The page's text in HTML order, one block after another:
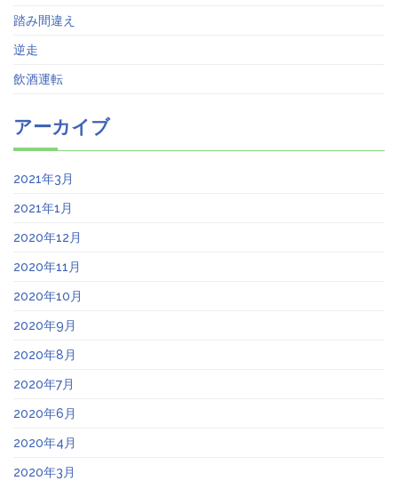
踏み間違え
逆走
飲酒運転
アーカイブ
2021年3月
2021年1月
2020年12月
2020年11月
2020年10月
2020年9月
2020年8月
2020年7月
2020年6月
2020年4月
2020年3月